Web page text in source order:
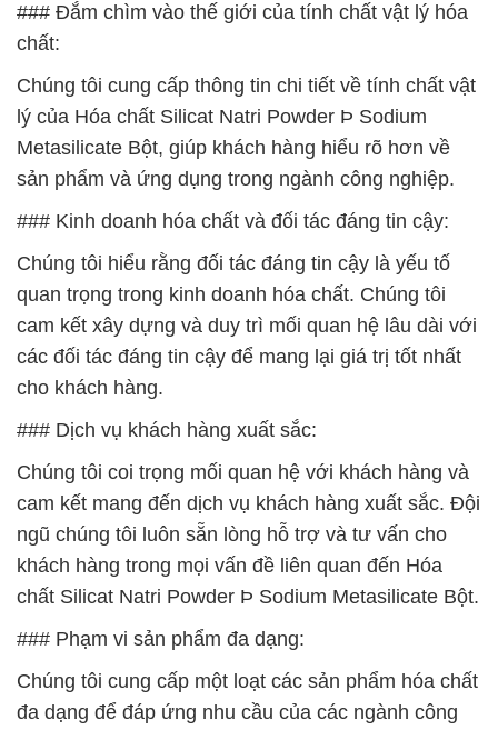
### Đắm chìm vào thế giới của tính chất vật lý hóa
chất:
Chúng tôi cung cấp thông tin chi tiết về tính chất vật
lý của Hóa chất Silicat Natri Powder Þ Sodium
Metasilicate Bột, giúp khách hàng hiểu rõ hơn về
sản phẩm và ứng dụng trong ngành công nghiệp.
### Kinh doanh hóa chất và đối tác đáng tin cậy:
Chúng tôi hiểu rằng đối tác đáng tin cậy là yếu tố
quan trọng trong kinh doanh hóa chất. Chúng tôi
cam kết xây dựng và duy trì mối quan hệ lâu dài với
các đối tác đáng tin cậy để mang lại giá trị tốt nhất
cho khách hàng.
### Dịch vụ khách hàng xuất sắc:
Chúng tôi coi trọng mối quan hệ với khách hàng và
cam kết mang đến dịch vụ khách hàng xuất sắc. Đội
ngũ chúng tôi luôn sẵn lòng hỗ trợ và tư vấn cho
khách hàng trong mọi vấn đề liên quan đến Hóa
chất Silicat Natri Powder Þ Sodium Metasilicate Bột.
### Phạm vi sản phẩm đa dạng:
Chúng tôi cung cấp một loạt các sản phẩm hóa chất
đa dạng để đáp ứng nhu cầu của các ngành công